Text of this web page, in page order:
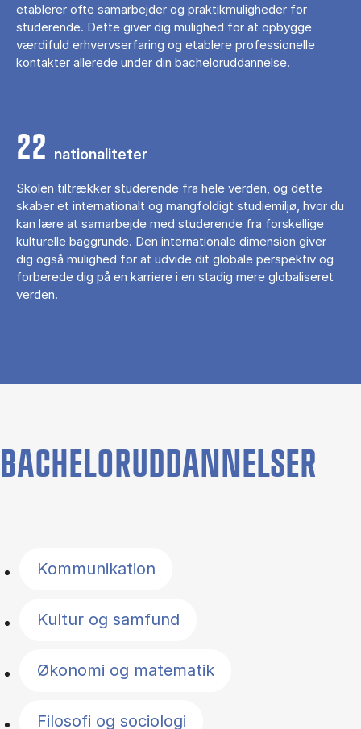
etablerer ofte samarbejder og praktikmuligheder for
studerende. Dette giver dig mulighed for at opbygge
værdifuld erhvervserfaring og etablere professionelle
kontakter allerede under din bacheloruddannelse.
22 nationaliteter
Skolen tiltrækker studerende fra hele verden, og dette
skaber et internationalt og mangfoldigt studiemiljø, hvor du
kan lære at samarbejde med studerende fra forskellige
kulturelle baggrunde. Den internationale dimension giver
dig også mulighed for at udvide dit globale perspektiv og
forberede dig på en karriere i en stadig mere globaliseret
verden.
BACHELORUDDANNELSER
Kommunikation
Kultur og samfund
Økonomi og matematik
Filosofi og sociologi